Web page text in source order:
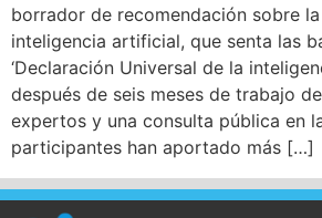
borrador de recomendación sobre
inteligencia artificial, que senta las
‘Declaración Universal de la
después de seis meses de trabajo
expertos y una consulta pública en
participantes han aportado más […]